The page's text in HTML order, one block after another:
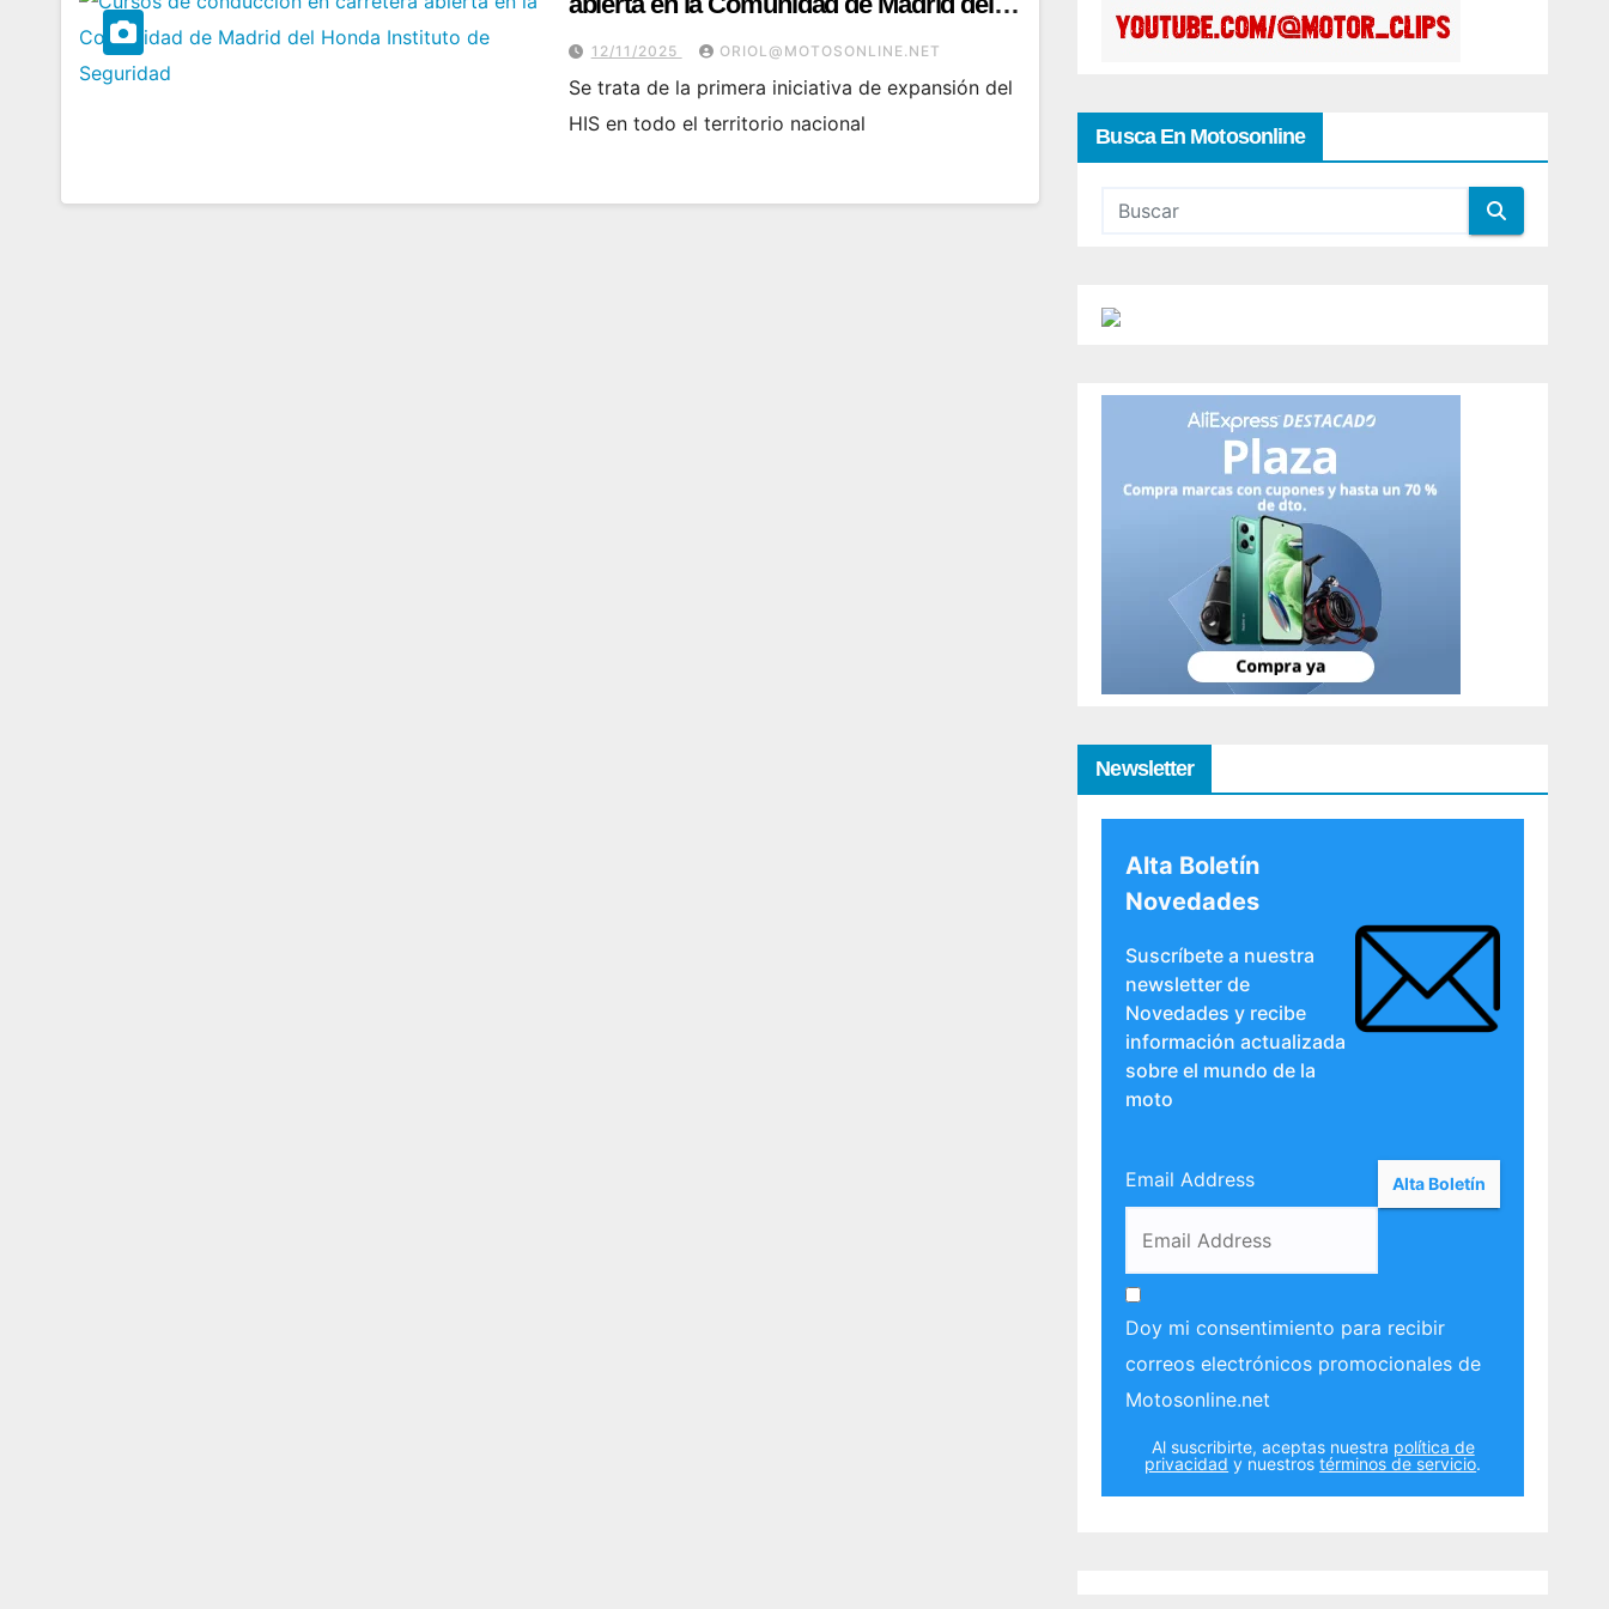
Honda Instituto de Seguridad
12/11/2025 ORIOL@MOTOSONLINE.NET
Se trata de la primera iniciativa de expansión del
HIS en todo el territorio nacional
Busca En Motosonline
Newsletter
Alta Boletín
Novedades
Suscríbete a nuestra
newsletter de
Novedades y recibe
información actualizada
sobre el mundo de la
moto
Email Address
Doy mi consentimiento para recibir
correos electrónicos promocionales de
Motosonline.net
Al suscribirte, aceptas nuestra política de
privacidad y nuestrostérminos de servicio.